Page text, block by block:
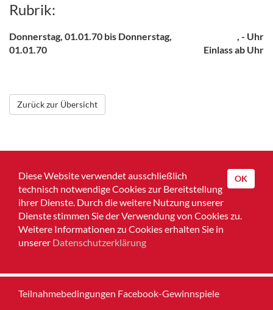
Rubrik:
, - Uhr
Einlass ab Uhr
Donnerstag, 01.01.70 bis Donnerstag,
01.01.70
Zurück zur Übersicht
Home
Impressum
Teilnahmebedingungen Facebook-Gewinnspiele
OK
Diese Website verwendet ausschließlich
technisch notwendige Cookies zur Bereitstellung
ihrer Dienste. Durch die weitere Nutzung unserer
Dienste stimmen Sie der Verwendung von Cookies zu.
Weitere Informationen zu Cookies erhalten Sie in
unserer Datenschutzerklärung